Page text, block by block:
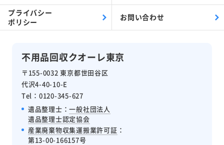
不用品回収クオーレ東京
〒155-0032 東京都世田谷区
代沢4-40-10-E
Tel：0120-345-627
遺品整理士：一般社団法人
遺品整理士認定協会
産業廃棄物収集運搬業許可証 ：
第13-00-166157号
プライバシー
ポリシー
お問い合わせ